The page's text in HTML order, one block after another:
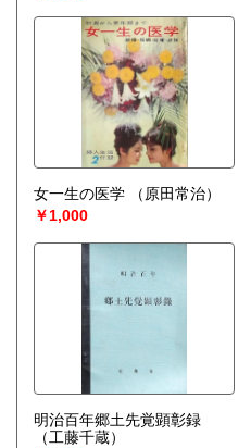
女一生の医学
（原田常治）
￥1,000
明治百年郷土先覚顕彰録
（工藤千蔵）